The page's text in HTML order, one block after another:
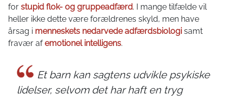
for stupid flok- og gruppeadfærd. I mange tilfælde vil
heller ikke dette være forældrenes skyld, men have
årsag i menneskets nedarvede adfærdsbiologi samt
fravær afemotionel intelligens.
Et barn kan sagtens udvikle psykiske
lidelser, selvom det har haft en tryg